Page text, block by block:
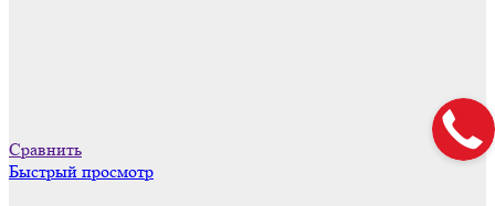
Сравнить
Быстрый просмотр